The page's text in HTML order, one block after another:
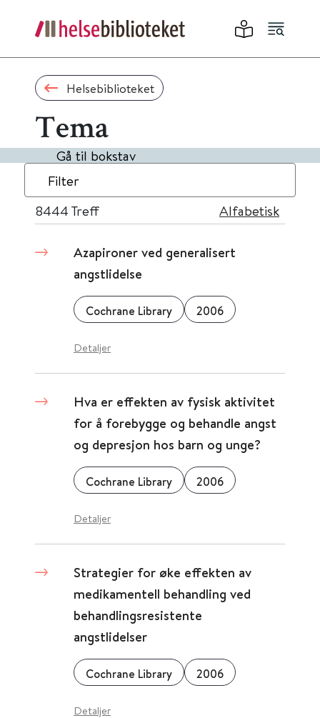
Helsebiblioteket
Tema
Gå til bokstav
Filter
8444 Treff Alfabetisk
Azapironer ved generalisert
angstlidelse
Cochrane Library 2006
Detaljer
Hva er effekten av fysisk aktivitet
for å forebygge og behandle angst
og depresjon hos barn og unge?
Cochrane Library 2006
Detaljer
Strategier for øke effekten av
medikamentell behandling ved
behandlingsresistente
angstlidelser
Cochrane Library 2006
Detaljer